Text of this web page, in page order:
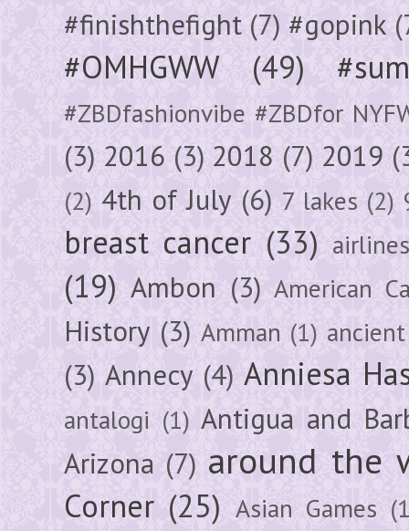
#finishthefight (7) #gopink
#OMHGWW (49)
#ZBDfashionvibe #ZBDfor
(3) 2016 (3) 2018 (7) 2019
(2) 4th of July (6) 7 lakes (2)
breast cancer (33)
(19) Ambon (3) American
History (3) Amman (1) ancient
(3) Annecy (4) Anniesa
antalogi (1) Antigua and
Arizona (7) around the
Corner (25) Asian Games